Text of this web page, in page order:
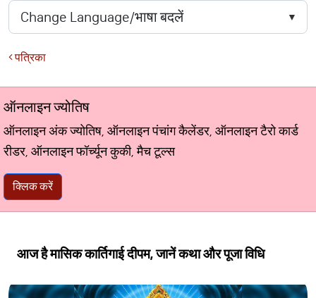
पत्रिका
ऑनलाइन ज्योतिष
ऑनलाइन अंक ज्योतिष, ऑनलाइन पंचांग कैलेंडर, ऑनलाइन टैरो कार्ड
रीडर, ऑनलाइन फॉर्च्यून कुकी, मैच टूल्स
क्लिक करें
आज है मासिक कार्तिगाई दीपम, जानें कथा और पूजा विधि